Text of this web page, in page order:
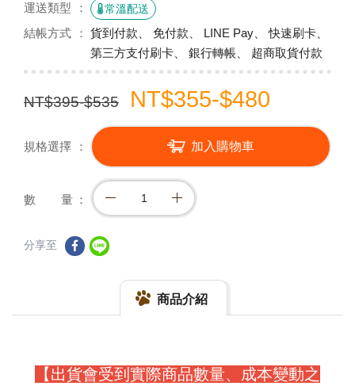
運送類型
常溫配送
結帳方式
貨到付款、 免付款、 LINE Pay、 快速刷卡、
第三方支付刷卡、 銀行轉帳、 超商取貨付款
NT$395-$535 NT$355-$480
規格選擇 加入購物車
數 量
分享至
商品介紹
【出貨會受到實際商品數量、成本變動之